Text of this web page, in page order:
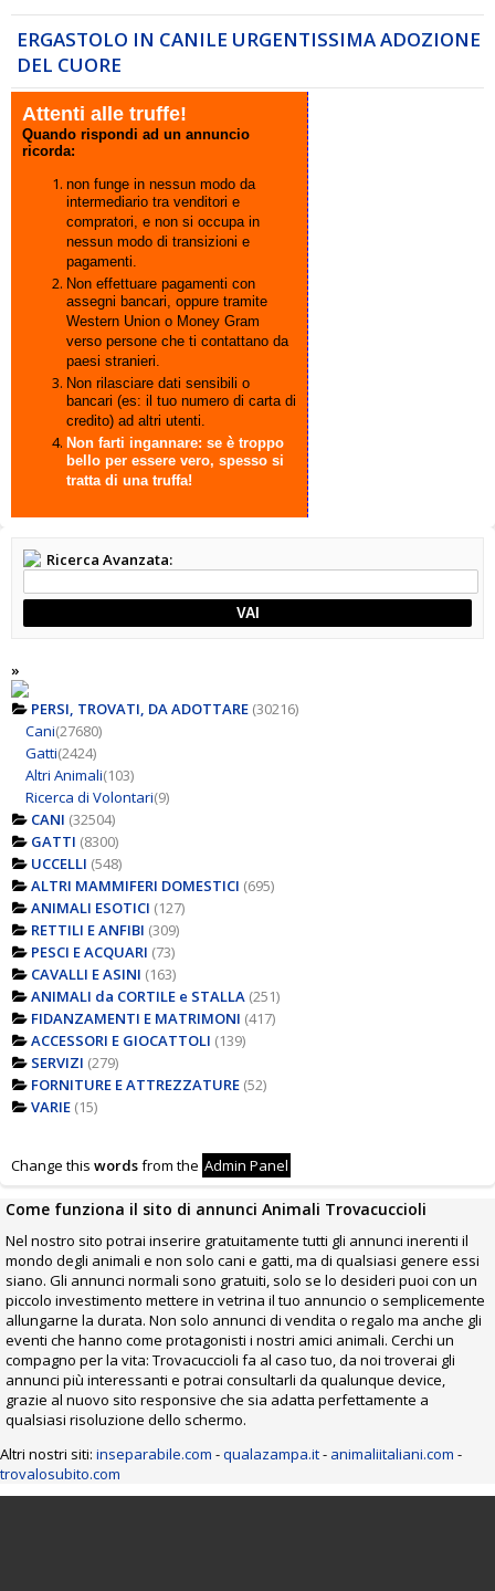
ERGASTOLO IN CANILE URGENTISSIMA ADOZIONE
DEL CUORE
Attenti alle truffe!
Quando rispondi ad un annuncio
ricorda:
non funge in nessun modo da
intermediario tra venditori e
compratori, e non si occupa in
nessun modo di transizioni e
pagamenti.
Non effettuare pagamenti con
assegni bancari, oppure tramite
Western Union o Money Gram
verso persone che ti contattano da
paesi stranieri.
Non rilasciare dati sensibili o
bancari (es: il tuo numero di carta di
credito) ad altri utenti.
Non farti ingannare: se è troppo
bello per essere vero, spesso si
tratta di una truffa!
Ricerca Avanzata:
VAI
»
PERSI, TROVATI, DA ADOTTARE (30216)
Cani(27680)
Gatti(2424)
Altri Animali(103)
Ricerca di Volontari(9)
CANI (32504)
GATTI (8300)
UCCELLI (548)
ALTRI MAMMIFERI DOMESTICI (695)
ANIMALI ESOTICI (127)
RETTILI E ANFIBI (309)
PESCI E ACQUARI (73)
CAVALLI E ASINI (163)
ANIMALI da CORTILE e STALLA (251)
FIDANZAMENTI E MATRIMONI (417)
ACCESSORI E GIOCATTOLI (139)
SERVIZI (279)
FORNITURE E ATTREZZATURE (52)
VARIE (15)
Change this wordsfrom the Admin Panel
Come funziona il sito di annunci Animali Trovacuccioli
Nel nostro sito potrai inserire gratuitamente tutti gli annunci inerenti il
mondo degli animali e non solo cani e gatti, ma di qualsiasi genere essi
siano. Gli annunci normali sono gratuiti, solo se lo desideri puoi con un
piccolo investimento mettere in vetrina il tuo annuncio o semplicemente
allungarne la durata. Non solo annunci di vendita o regalo ma anche gli
eventi che hanno come protagonisti i nostri amici animali. Cerchi un
compagno per la vita: Trovacuccioli fa al caso tuo, da noi troverai gli
annunci più interessanti e potrai consultarli da qualunque device,
grazie al nuovo sito responsive che sia adatta perfettamente a
qualsiasi risoluzione dello schermo.
Altri nostri siti: inseparabile.com -qualazampa.it- animaliitaliani.com -
trovalosubito.com